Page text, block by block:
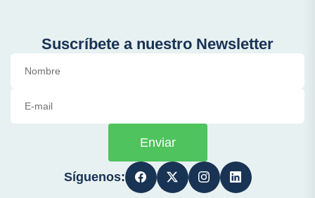
Suscríbete a nuestro Newsletter
Enviar
Síguenos: